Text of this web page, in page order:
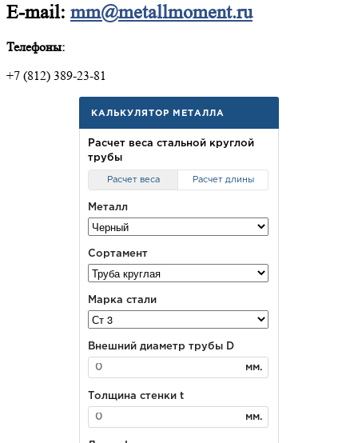
E-mail: mm@metallmoment.ru
Телефоны:
+7 (812) 389-23-81